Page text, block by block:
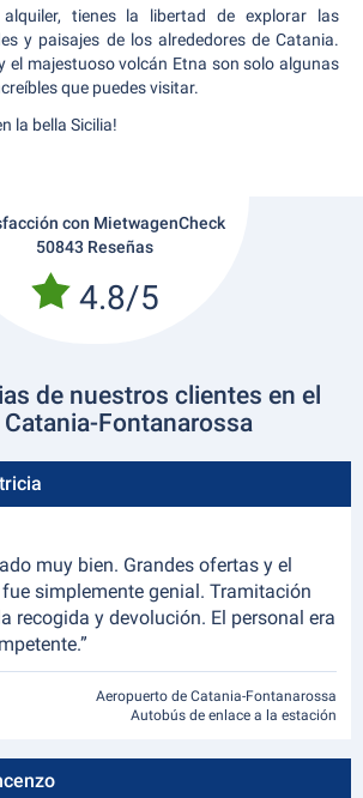
tienes la libertad de explorar las
y paisajes de los alrededores de Catania.
el majestuoso volcán Etna son solo algunas
que puedes visitar.
la bella Sicilia!
con MietwagenCheck
50843 Reseñas
4.8/5
de nuestros clientes en el
Fontanarossa
muy bien. Grandes ofertas y el
simplemente genial. Tramitación
recogida y devolución. El personal era
Aeropuerto de Catania-Fontanarossa
Autobús de enlace a la estación